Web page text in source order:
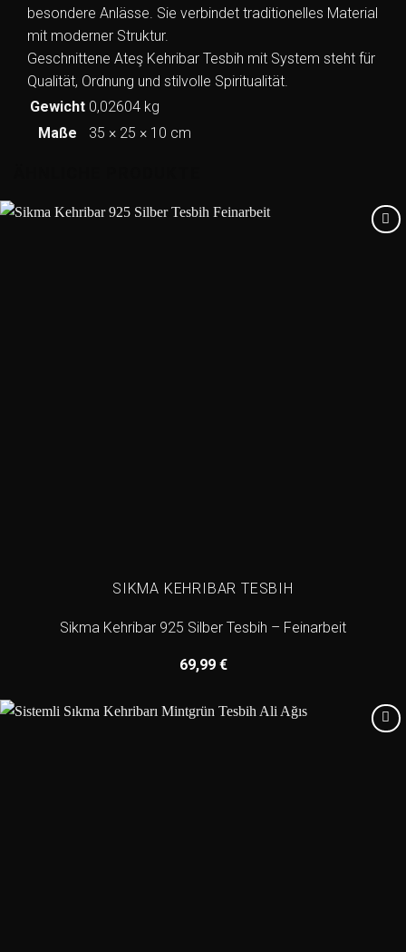
besondere Anlässe. Sie verbindet traditionelles Material
mit moderner Struktur.
Geschnittene Ateş Kehribar Tesbih mit System steht für
Qualität, Ordnung und stilvolle Spiritualität.
Gewicht 0,02604 kg
Maße
35 × 25 × 10 cm
SIKMA KEHRIBAR TESBIH
Sikma Kehribar 925 Silber Tesbih – Feinarbeit
69,99 €